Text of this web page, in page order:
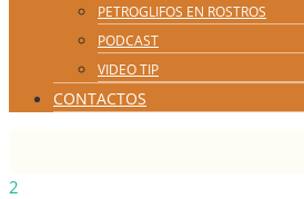
PETROGLIFOS EN ROSTROS
PODCAST
VIDEO TIP
CONTACTOS
2